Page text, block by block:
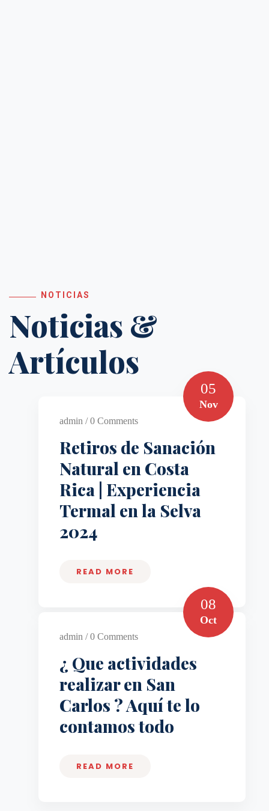
NOTICIAS
Noticias &
Artículos
05
Nov
admin / 0 Comments
Retiros de Sanación
Natural en Costa
Rica | Experiencia
Termal en la Selva
2024
READ MORE
08
Oct
admin / 0 Comments
¿ Que actividades
realizar en San
Carlos ? Aquí te lo
contamos todo
READ MORE